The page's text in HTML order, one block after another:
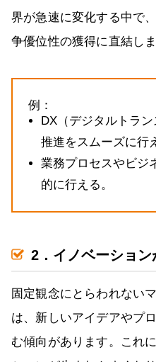
界が急速に変化する中で
争優位性の獲得に直結しま
例：
DX（デジタルトラ
推進をスムーズに行
業務プロセスやビジ
的に行える。
2．イノベーション
固定観念にとらわれない
は、新しいアイデアやプ
む傾向があります。これ